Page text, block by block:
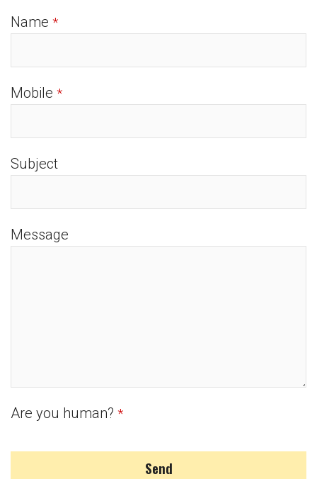
Name *
Mobile *
Subject
Message
Are you human? *
Send